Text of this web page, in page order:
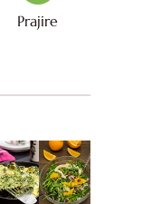
Prajire